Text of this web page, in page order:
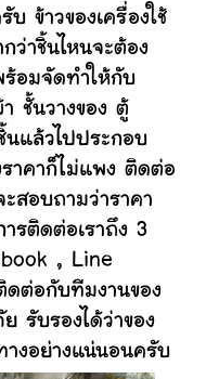
ข้าวของเครื่องใช้
ว่าชิ้นไหนจะต้อง
อมจัดทำให้กับ
ชั้นวางของ ตู้
นแล้วไปประกอบ
ราคาก็ไม่แพง ติดต่อ
สอบถามว่าราคา
ารติดต่อเราถึง 3
, Line
ดต่อกับทีมงานของ
รับรองได้ว่าของ
งอย่างแน่นอนครับ